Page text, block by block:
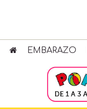
EMBARAZO